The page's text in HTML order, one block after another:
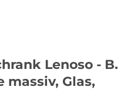
Lenoso - B.
massiv, Glas,